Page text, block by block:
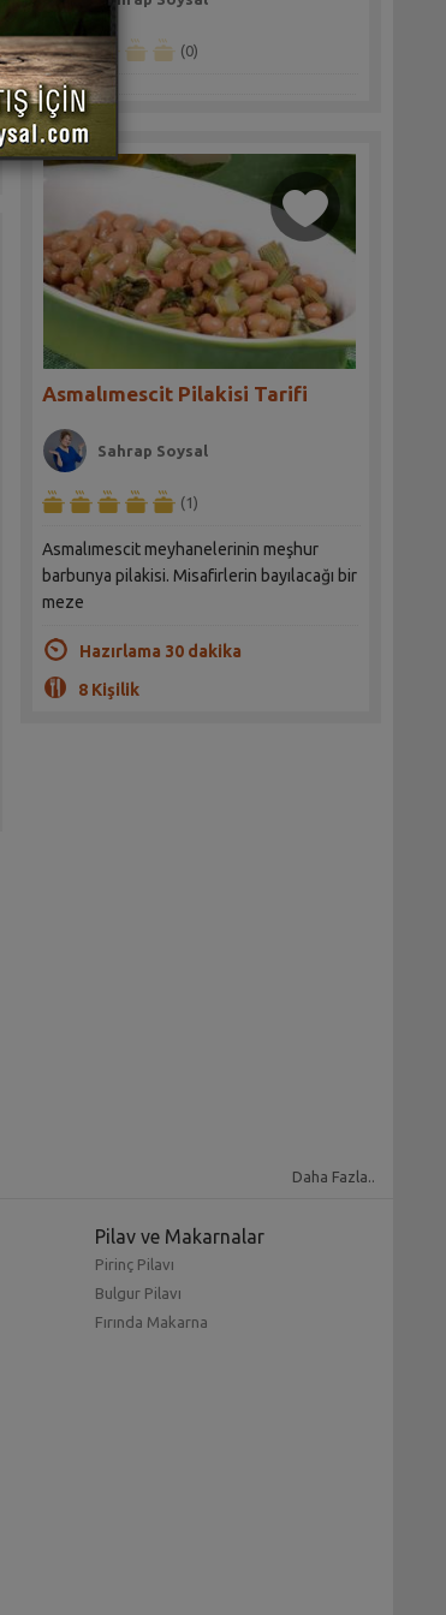
(0)
Asmalımescit Pilakisi Tarifi
Sahrap Soysal
(1)
Asmalımescit meyhanelerinin meşhur
barbunya pilakisi. Misafirlerin bayılacağı bir
meze
Hazırlama 30 dakika
8 Kişilik
Daha Fazla..
Pilav ve Makarnalar
Pirinç Pilavı
Bulgur Pilavı
Fırında Makarna